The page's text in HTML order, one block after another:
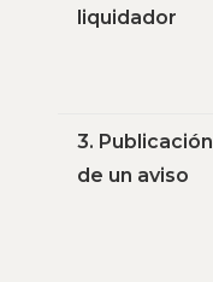
liquidador
3. Publicación
de un aviso